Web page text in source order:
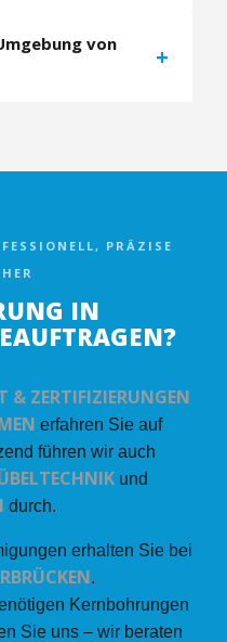
von
+
PRÄZISE
IN
& ZERTIFIZIERUNGEN
erfahren Sie auf
führen wir auch
und
durch.
erhalten Sie bei
.
Kernbohrungen
Sie uns – wir beraten